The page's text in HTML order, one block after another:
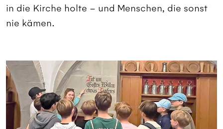
in die Kirche holte – und Menschen, die sonst
nie kämen.